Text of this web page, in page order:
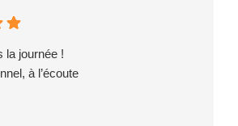
la journée !
à l’écoute